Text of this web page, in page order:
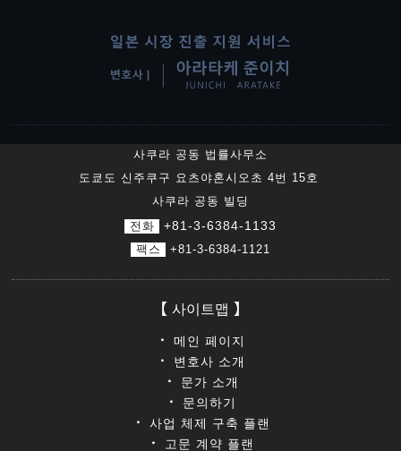
사쿠라 공동 법률사무소
도쿄도 신주쿠구 요츠야혼시오초 4번 15호
사쿠라 공동 빌딩
전화
+81-3-6384-1133
팩스 +81-3-6384-1121
사이트맵
메인 페이지
변호사 소개
문가 소개
문의하기
사업 체제 구축 플랜
고문 계약 플랜